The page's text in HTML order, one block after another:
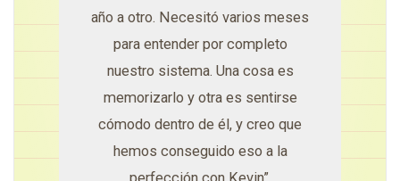
año a otro. Necesitó varios meses
para entender por completo
nuestro sistema. Una cosa es
memorizarlo y otra es sentirse
cómodo dentro de él, y creo que
hemos conseguido eso a la